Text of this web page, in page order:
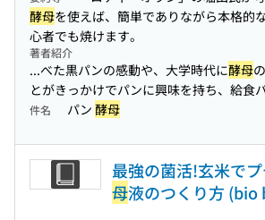
酵母を使えば、簡単でありながら本格的
心者でも焼けます。
著者紹介
...べた黒パンの感動や、大学時代に酵母
とがきっかけでパンに興味を持ち、給食
件名 パン 酵母
最強の菌活!玄米で
母液のつくり方 (bio